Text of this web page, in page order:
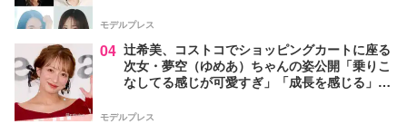
モデルプレス
04 辻希美、コストコでショッピングカートに座る
次女・夢空（ゆめあ）ちゃんの姿公開「乗りこ
なしてる感じが可愛すぎ」「成長を感じる」の
モデルプレス